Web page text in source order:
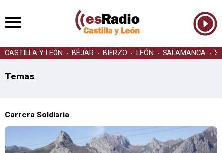
CASTILLA Y LEÓN BÉJAR BIERZO LEÓN SALAMANCA
Temas
Carrera Soldiaria